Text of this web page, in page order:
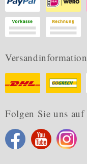
Versandinformation
Folgen Sie uns auf